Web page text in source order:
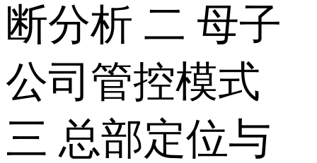
断分析 二 母子
公司管控模式
三 总部定位与